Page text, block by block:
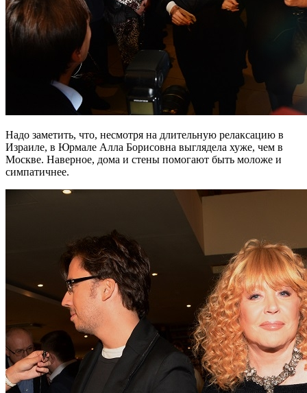
Надо заметить, что, несмотря на длительную релаксацию в
Израиле, в Юрмале Алла Борисовна выглядела хуже, чем в
Москве. Наверное, дома и стены помогают быть моложе и
симпатичнее.